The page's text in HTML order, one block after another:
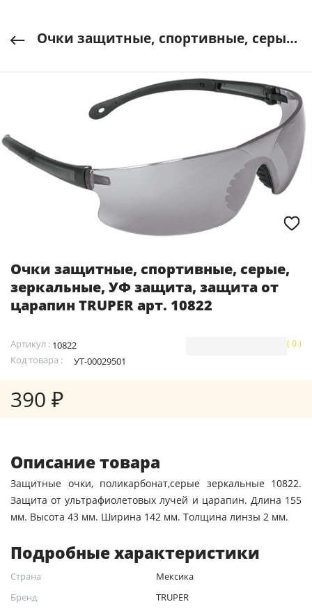
Очки защитные, спортивные, серые, зеркальные, УФ защита, защита от царапин TRUPER арт. 10822
Очки защитные, спортивные, серые,
зеркальные, УФ защита, защита от
царапин TRUPER арт. 10822
Артикул : 10822
Код товара :
УТ-00029501
( 0 )
390 ₽
Описание товара
Защитные очки, поликарбонат,серые зеркальные 10822.
Защита от ультрафиолетовых лучей и царапин. Длина 155
мм. Высота 43 мм. Ширина 142 мм. Толщина линзы 2 мм.
Подробные характеристики
Страна
Мексика
Бренд
TRUPER